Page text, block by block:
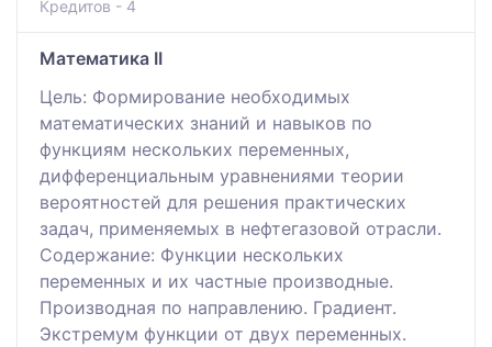
Кредитов - 4
Математика II
Цель: Формирование необходимых
математических знаний и навыков по
функциям нескольких переменных,
дифференциальным уравнениями теории
вероятностей для решения практических
задач, применяемых в нефтегазовой отрасли.
Содержание: Функции нескольких
переменных и их частные производные.
Производная по направлению. Градиент.
Экстремум функции от двух переменных.